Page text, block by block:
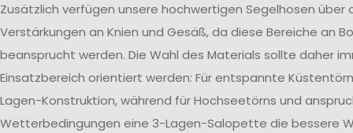
Zusätzlich verfügen unsere hochwertigen Segelhosen über
Verstärkungen an Knien und Gesäß, da diese Bereiche an
beansprucht werden. Die Wahl des Materials sollte daher
Einsatzbereich orientiert werden: Für entspannte
Lagen-Konstruktion, während für Hochseetörns und
Wetterbedingungen eine 3-Lagen-Salopette die bessere